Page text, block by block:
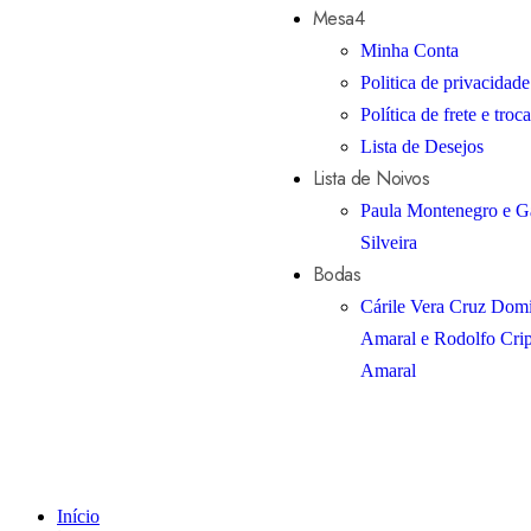
Mesa4
Minha Conta
Politica de privacidade
Política de frete e
Lista de Desejos
Lista de Noivos
Paula Montenegro e
Silveira
Bodas
Cárile Vera Cruz
Amaral e Rodolfo
Amaral
Início